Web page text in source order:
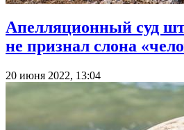
Апелляционный суд
не признал слона
20 июня 2022, 13:04